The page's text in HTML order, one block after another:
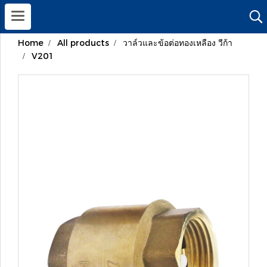
Home All products
วาล์วและข้อต่อทองเหลือง วีก้า
V201